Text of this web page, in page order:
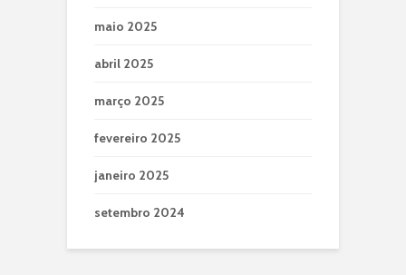
maio 2025
abril 2025
março 2025
fevereiro 2025
janeiro 2025
setembro 2024